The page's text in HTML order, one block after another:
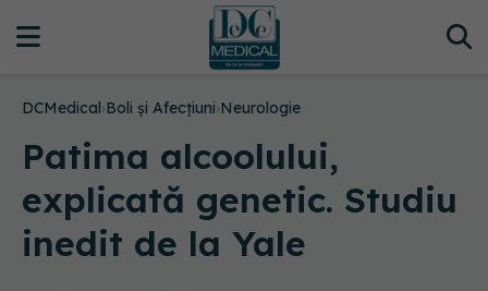
DCMedical›Boli și Afecțiuni›Neurologie
Patima alcoolului,
explicată genetic. Studiu
inedit de la Yale